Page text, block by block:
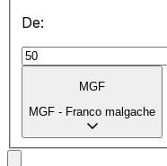
De:
MGF
MGF - Franco malgache